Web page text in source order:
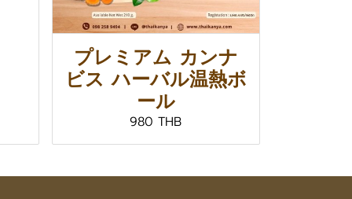
プレミアム カンナ
ビス ハーバル温熱ボ
ール
980 THB